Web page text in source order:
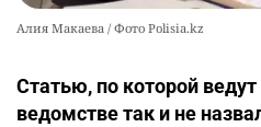
Алия Макаева / Фото Polisia.kz
Статью, по которой
ведомстве так и не